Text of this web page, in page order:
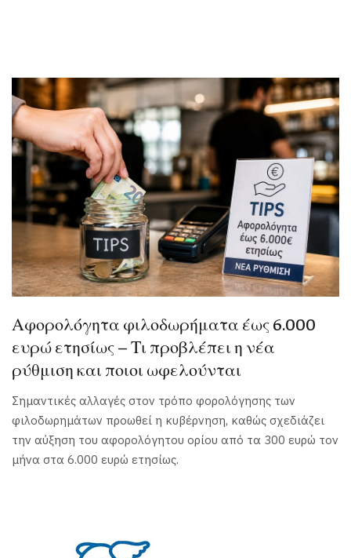
Αφορολόγητα φιλοδωρήματα έως 6.000
ευρώ ετησίως – Τι προβλέπει η νέα
ρύθμιση και ποιοι ωφελούνται
Σημαντικές αλλαγές στον τρόπο φορολόγησης των
φιλοδωρημάτων προωθεί η κυβέρνηση, καθώς σχεδιάζει
την αύξηση του αφορολόγητου ορίου από τα 300 ευρώ τον
μήνα στα 6.000 ευρώ ετησίως.